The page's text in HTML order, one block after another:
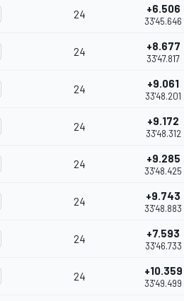
24 +6.506
33'45.646
24 +8.677
33'47.817
24 +9.061
33'48.201
24 +9.172
33'48.312
24 +9.285
33'48.425
24 +9.743
33'48.883
24 +7.593
33'46.733
24 +10.359
33'49.499